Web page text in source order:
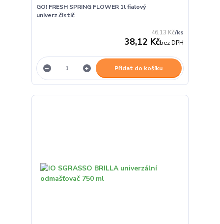
GO! FRESH SPRING FLOWER 1l fialový
univerz.čistič
46,13 Kč/ks
38,12 Kčbez DPH
Přidat do košíku